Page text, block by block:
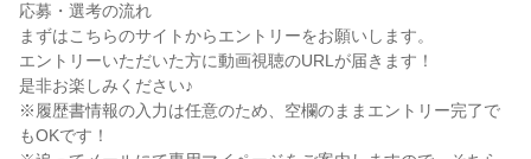
応募・選考の流れ
まずはこちらのサイトからエントリーをお願いします。
エントリーいただいた方に動画視聴のURLが届きます！
是非お楽しみください♪
※履歴書情報の入力は任意のため、空欄のままエントリー完了で
もOKです！